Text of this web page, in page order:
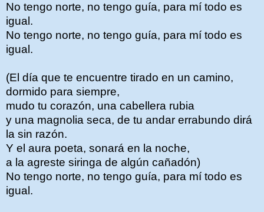
No tengo norte, no tengo guía, para mí todo es
igual.
No tengo norte, no tengo guía, para mí todo es
igual.
(El día que te encuentre tirado en un camino,
dormido para siempre,
mudo tu corazón, una cabellera rubia
y una magnolia seca, de tu andar errabundo dirá
la sin razón.
Y el aura poeta, sonará en la noche,
a la agreste siringa de algún cañadón)
No tengo norte, no tengo guía, para mí todo es
igual.